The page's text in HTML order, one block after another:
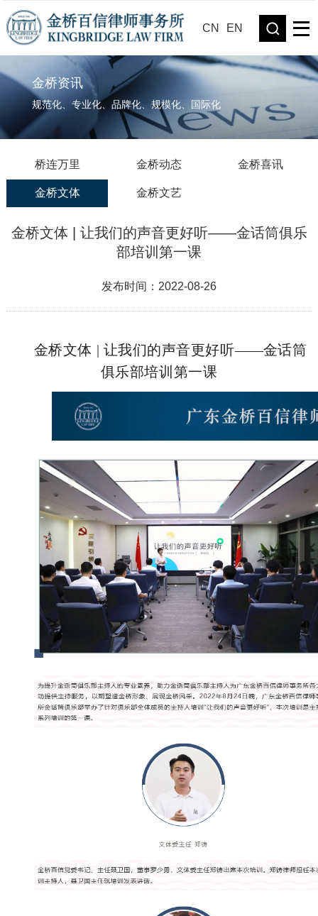
CN EN
金桥资讯
规范化、专业化、品牌化、规模化、国际化
桥连万里 金桥动态 金桥喜讯
金桥文体 金桥文艺
金桥文体 | 让我们的声音更好听——金话筒俱乐
部培训第一课
发布时间：2022-08-26
金桥文体 | 让我们的声音更好听——金话筒
俱乐部培训第一课